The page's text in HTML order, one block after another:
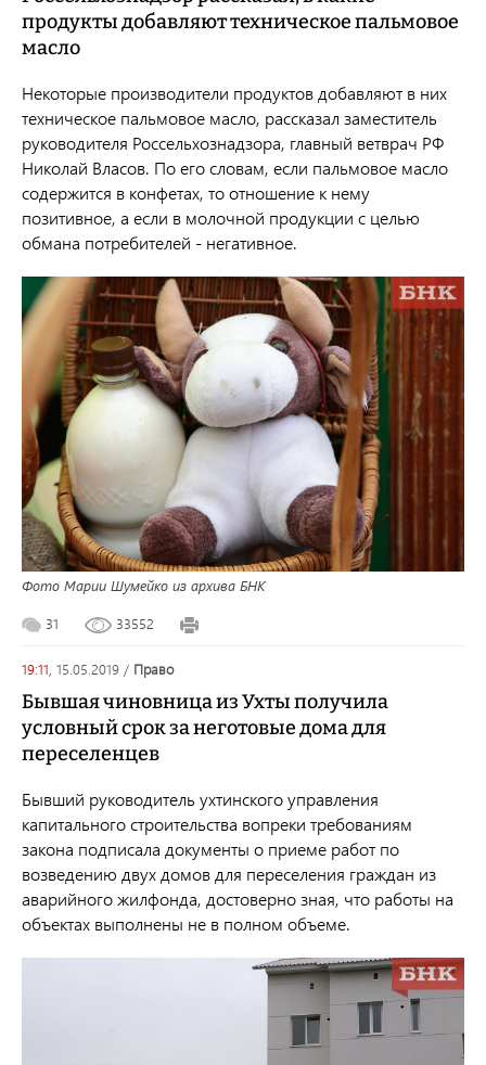
продукты добавляют техническое пальмовое
масло
Некоторые производители продуктов добавляют в них
техническое пальмовое масло, рассказал заместитель
руководителя Россельхознадзора, главный ветврач РФ
Николай Власов. По его словам, если пальмовое масло
содержится в конфетах, то отношение к нему
позитивное, а если в молочной продукции с целью
обмана потребителей - негативное.
Фото Марии Шумейко из архива БНК
31 33552
19:11, 15.05.2019 / право
Бывшая чиновница из Ухты получила
условный срок за неготовые дома для
переселенцев
Бывший руководитель ухтинского управления
капитального строительства вопреки требованиям
закона подписала документы о приеме работ по
возведению двух домов для переселения граждан из
аварийного жилфонда, достоверно зная, что работы на
объектах выполнены не в полном объеме.